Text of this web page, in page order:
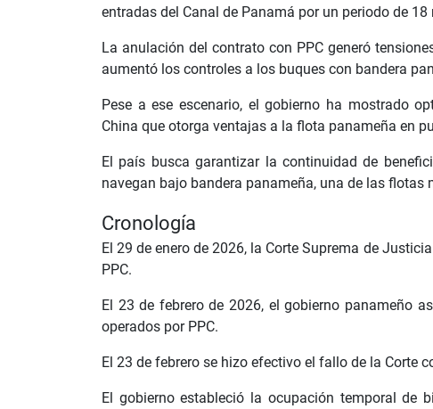
entradas del Canal de Panamá por un periodo de 18
La anulación del contrato con PPC generó
aumentó los controles a los buques con bandera
Pese a ese escenario, el gobierno ha mostrado
China que otorga ventajas a la flota panameña en
El país busca garantizar la continuidad de
navegan bajo bandera panameña, una de las flotas
Cronología
El 29 de enero de 2026, la Corte Suprema de
PPC.
El 23 de febrero de 2026, el gobierno panameño
operados por PPC.
El 23 de febrero se hizo efectivo el fallo de la Corte
El gobierno estableció la ocupación temporal de